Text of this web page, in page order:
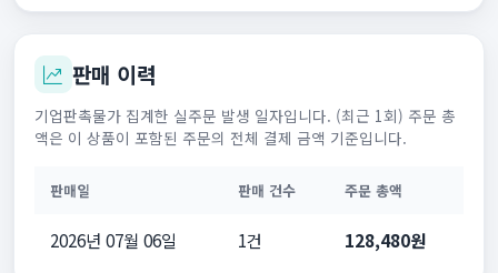
판매 이력
기업판촉물가 집계한 실주문 발생 일자입니다. (최근 1회) 주문 총
액은 이 상품이 포함된 주문의 전체 결제 금액 기준입니다.
판매일 판매 건수 주문 총액
2026년 07월 06일 1건 128,480원